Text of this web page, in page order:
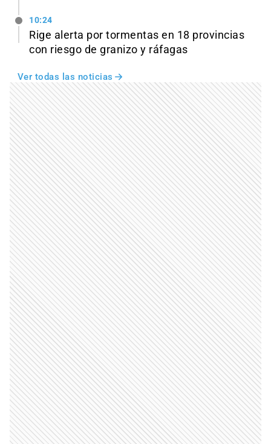
10:24
Rige alerta por tormentas en 18 provincias
con riesgo de granizo y ráfagas
Ver todas las noticias